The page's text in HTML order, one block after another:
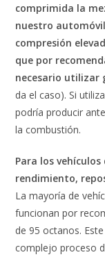
comprimida la
nuestro
compresión
que por
necesario utilizar
da el caso). Si
podría producir
la combustión.
Para los
rendimiento,
La mayoría de
funcionan por
de 95 octanos.
complejo proceso